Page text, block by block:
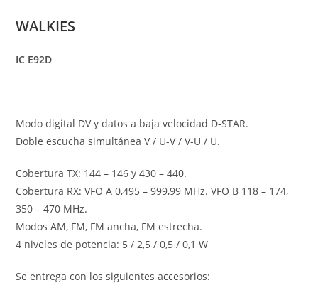
WALKIES
IC E92D
Modo digital DV y datos a baja velocidad D-STAR.
Doble escucha simultánea V / U-V / V-U / U.
Cobertura TX: 144 – 146 y 430 – 440.
Cobertura RX: VFO A 0,495 – 999,99 MHz. VFO B 118 – 174,
350 – 470 MHz.
Modos AM, FM, FM ancha, FM estrecha.
4 niveles de potencia: 5 / 2,5 / 0,5 / 0,1 W
Se entrega con los siguientes accesorios: